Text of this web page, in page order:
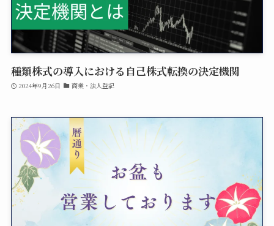
種類株式の導入における自己株式転換の決定機関
2024年9月26日 商業・法人登記